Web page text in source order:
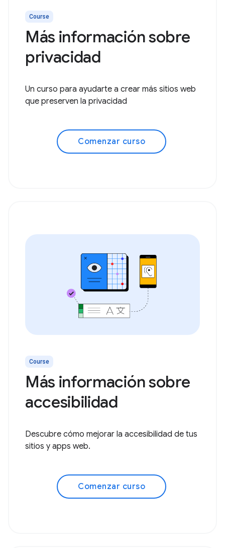
Course
Más información sobre
privacidad
Un curso para ayudarte a crear más sitios web
que preserven la privacidad
Comenzar curso
Course
Más información sobre
accesibilidad
Descubre cómo mejorar la accesibilidad de tus
sitios y apps web.
Comenzar curso